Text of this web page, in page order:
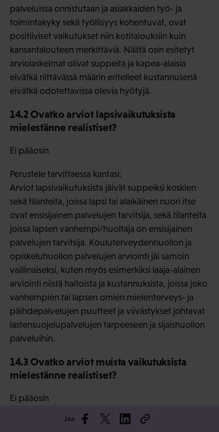
palveluissa onnistutaan ja asiakkaiden työ- ja
toimintakyky sekä työllisyys kohentuvat, ovat
positiiviset vaikutukset niin kotitalouksiin kuin
kansantalouteen merkittäviä. Näiltä osin esitetyt
arviolaskelmat olivat suppeita ja kapea-alaisia
eivätkä riittävässä määrin eritelleet kustannuseriä
eivätkä odotettavissa olevia hyötyjä.
14.2 Ovatko arviot lapsivaikutuksista
mielestänne realistiset?
Ei pääosin
Perustele tarvittaessa kantasi:
Arviot lapsivaikutuksista jäivät suppeiksi koskien
sekä tilanteita, joissa lapsi tai alaikäinen nuori itse
ovat ensisijainen palvelujen tarvitsija, sekä tilanteita
joissa lapsen vanhempi/huoltaja on ensisijainen
palvelujen tarvitsija. Kouluterveydenhuollon ja
opiskeluhuollon palvelujen arviointi jäi samoin
vaillinaiseksi, kuten myös esimerkiksi laaja-alainen
arviointi niistä haitoista ja kustannuksista, joissa joko
vanhempien tai lapsen omien mielenterveys- ja
päihdepalvelujen puutteet ja viivästykset johtavat
lastensuojelupalvelujen tarpeeseen ja sijaishuollon
palveluihin.
14.3 Ovatko arviot muista vaikutuksista
mielestänne realistiset?
Ei pääosin
Perustele tarvittaessa kantasi:
Jaa